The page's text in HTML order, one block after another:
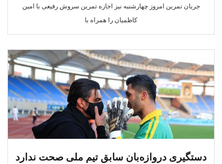
جریان تمرین امروز چهارشنبه نیز اجازه تمرین سروش رفیعی با امین
کاظمیان را همراه با
دستگیری دروازه‌بان سابق تیم ملی صحت ندارد